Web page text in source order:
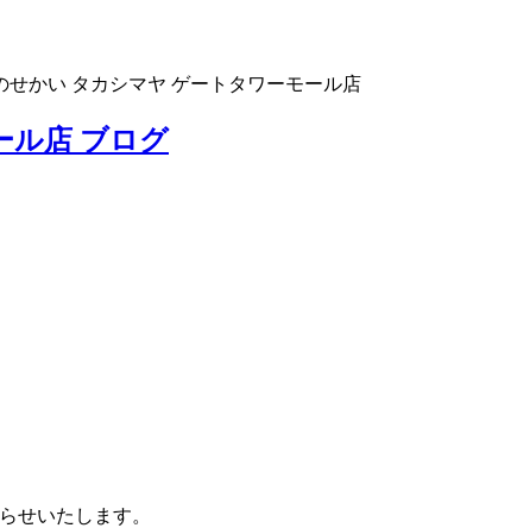
せかい タカシマヤ ゲートタワーモール店
ル店 ブログ
せいたします。